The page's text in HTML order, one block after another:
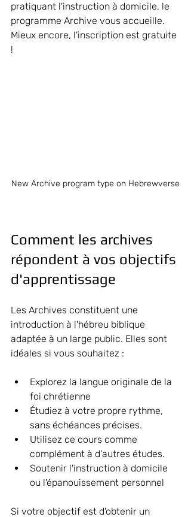
pratiquant l'instruction à domicile, le
programme Archive vous accueille.
Mieux encore, l'inscription est gratuite
!
New Archive program type on Hebrewverse
Comment les archives
répondent à vos objectifs
d'apprentissage
Les Archives constituent une
introduction à l'hébreu biblique
adaptée à un large public. Elles sont
idéales si vous souhaitez :
Explorez la langue originale de la
foi chrétienne
Étudiez à votre propre rythme,
sans échéances précises.
Utilisez ce cours comme
complément à d'autres études.
Soutenir l'instruction à domicile
ou l'épanouissement personnel
Si votre objectif est d'obtenir un